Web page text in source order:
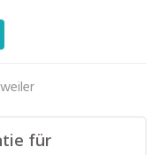
für